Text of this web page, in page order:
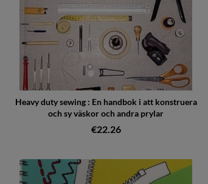
Heavy duty sewing : En handbok i att konstruera
och sy väskor och andra prylar
€22.26